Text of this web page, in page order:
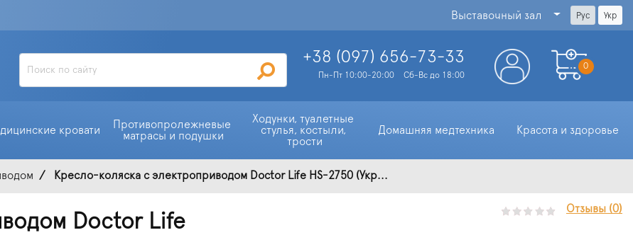
Выставочный зал Рус Укр
+38 (097) 656-73-33
Пн-Пт 10:00-20:00 Сб-Вс до 18:00
0
кровати
Противопролежневые
матрасы и подушки
Ходунки, туалетные
стулья, костыли,
трости
Домашняя медтехника Красота и здоровье
Кресло-коляска с электроприводом Doctor Life HS-2750 (Укр...
Doctor Life
Отзывы (0)